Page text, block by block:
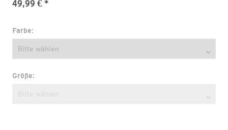
49,99 € *
Farbe:
Größe: